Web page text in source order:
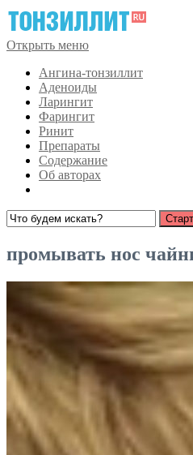
Открыть меню
Ангина-тонзиллит
Аденоиды
Ларингит
Фарингит
Ринит
Препараты
Содержание
Об авторах
промывать нос